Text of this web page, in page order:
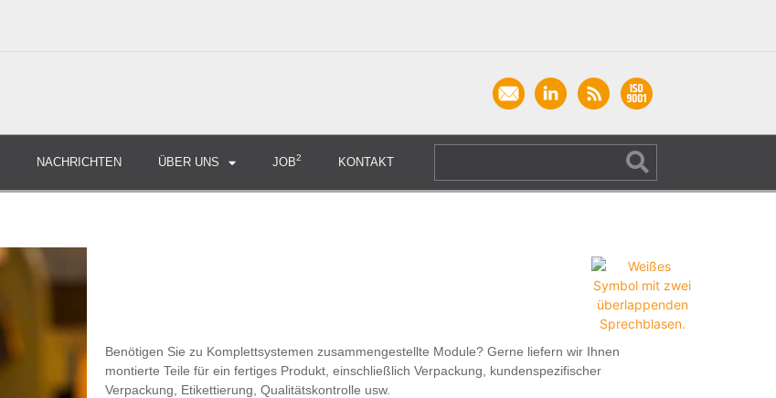
NACHRICHTEN ÜBER UNS JOB2 KONTAKT
Benötigen Sie zu Komplettsystemen zusammengestellte Module? Gerne liefern wir Ihnen
montierte Teile für ein fertiges Produkt, einschließlich Verpackung, kundenspezifischer
Verpackung, Etikettierung, Qualitätskontrolle usw.